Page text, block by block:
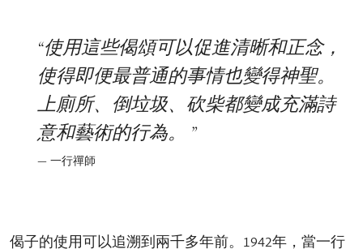
使用這些偈頌可以促進清晰和正念，
使得即便最普通的事情也變得神聖。
上廁所、倒垃圾、砍柴都變成充滿詩
意和藝術的行為。
一行禪師
偈子的使用可以追溯到兩千多年前。1942年，當一行